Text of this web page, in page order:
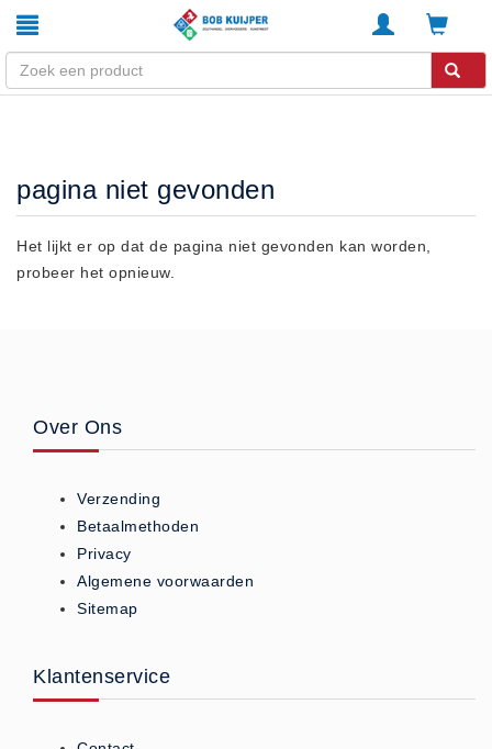
Diervoeders
Kunstmest
Verzending
Privacy Statement
Graszaad (1)
Hartog Lucerne - Muesli (8)
pagina niet gevonden
Het lijkt er op dat de pagina niet gevonden kan worden,
probeer het opnieuw.
Over Ons
Verzending
Betaalmethoden
Privacy
Algemene voorwaarden
Sitemap
Klantenservice